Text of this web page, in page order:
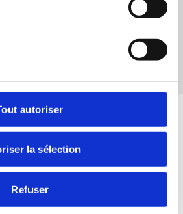
autoriser
la sélection
Refuser
les communications de la CFTC